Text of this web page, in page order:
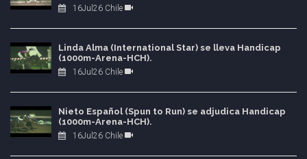
16Jul26 Chile
Linda Alma (International Star) se lleva Handicap
(1000m-Arena-HCH).
16Jul26 Chile
Nieto Español (Spun to Run) se adjudica Handicap
(1000m-Arena-HCH).
16Jul26 Chile